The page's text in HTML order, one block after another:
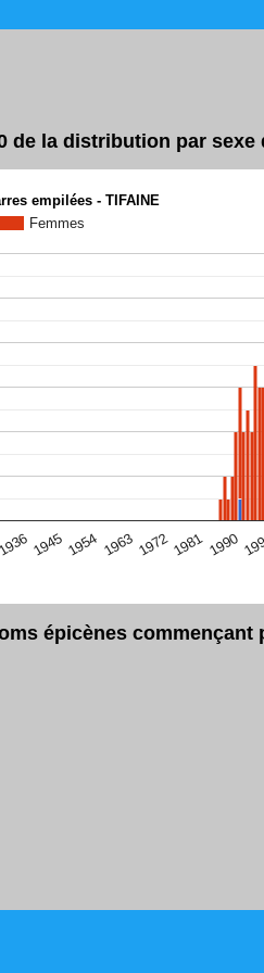
de la distribution par sexe
empilées - TIFAINE
Femmes
1936 1945 1954 1963 19721981 1990
compatible avec le navigateur
épicènes commençant